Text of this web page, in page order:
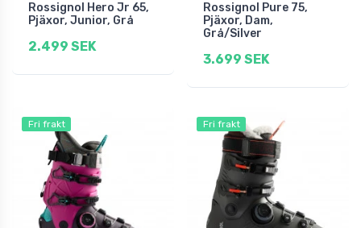
Rossignol Hero Jr 65,
Pjäxor, Junior, Grå
2.499 SEK
Rossignol Pure 75,
Pjäxor, Dam,
Grå/Silver
3.699 SEK
Fri frakt Fri frakt